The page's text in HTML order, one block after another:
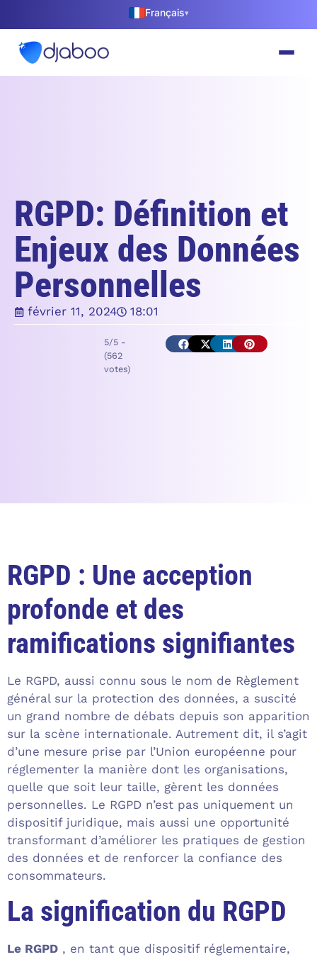
Français▾
RGPD: Définition et
Enjeux des Données
Personnelles
février 11, 2024 18:01
5/5 -
(562
votes)
RGPD : Une acception
profonde et des
ramifications signifiantes
Le RGPD, aussi connu sous le nom de Règlement
général sur la protection des données, a suscité
un grand nombre de débats depuis son apparition
sur la scène internationale. Autrement dit, il s’agit
d’une mesure prise par l’Union européenne pour
réglementer la manière dont les organisations,
quelle que soit leur taille, gèrent les données
personnelles. Le RGPD n’est pas uniquement un
dispositif juridique, mais aussi une opportunité
transformant d’améliorer les pratiques de gestion
des données et de renforcer la confiance des
consommateurs.
La signification du RGPD
Le RGPD , en tant que dispositif réglementaire,